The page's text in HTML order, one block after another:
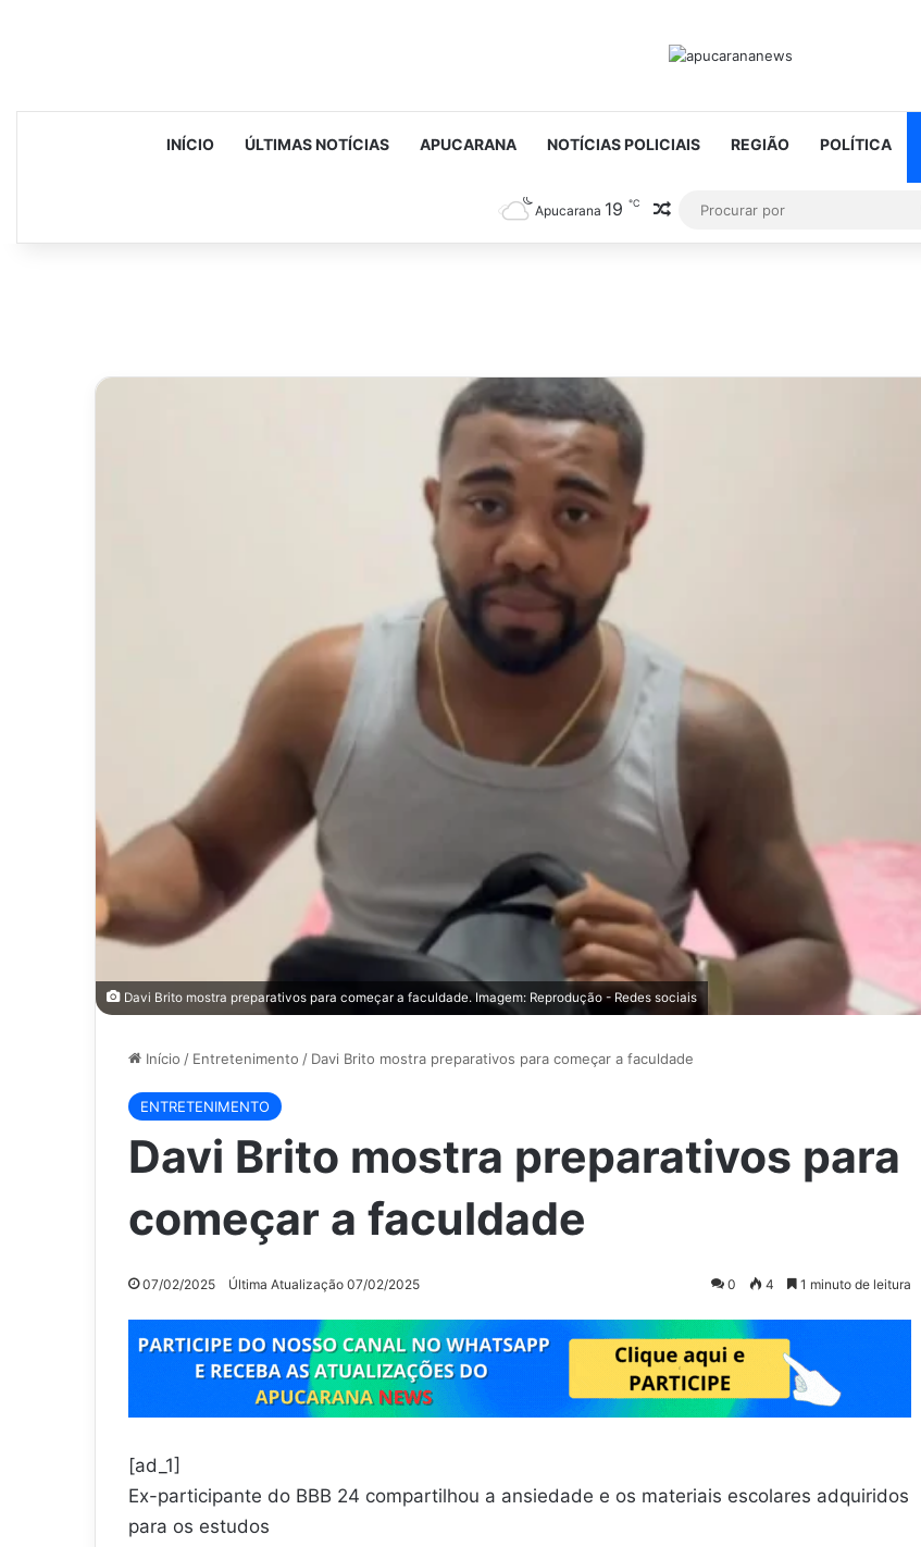
INÍCIO ÚLTIMAS NOTÍCIAS APUCARANA NOTÍCIAS POLICIAIS REGIÃO POLÍTICA
Apucarana 19 ℃ Artigo aleatório
Davi Brito mostra preparativos para começar a faculdade. Imagem: Reprodução - Redes sociais
Início / Entretenimento / Davi Brito mostra preparativos para começar a faculdade
ENTRETENIMENTO
Davi Brito mostra preparativos para
começar a faculdade
07/02/2025 Última Atualização 07/02/2025 0 4 1 minuto de leitura
[ad_1]
Ex-participante do BBB 24 compartilhou a ansiedade e os materiais escolares adquiridos
para os estudos